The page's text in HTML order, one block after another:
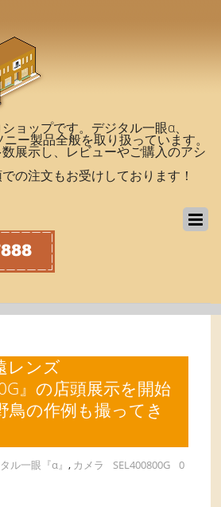
ョップです。デジタル一眼α、
ー製品全般を取り扱っています。
展示し、レビューやご購入のアシ
の注文もお受けしております！
レンズ
』の店頭展示を開始
鳥の作例も撮ってき
ル一眼『α』, カメラ SEL400800G
0